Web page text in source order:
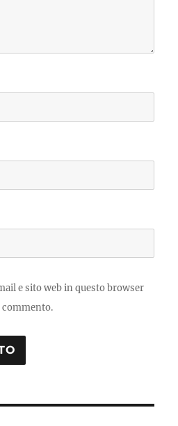
e sito web in questo browser
commento.